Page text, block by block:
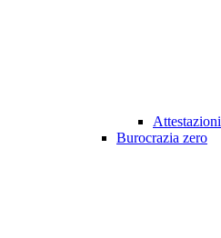
Burocrazia zero